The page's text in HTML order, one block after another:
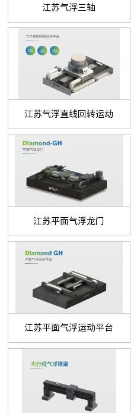
江苏气浮三轴
江苏气浮直线回转运动
江苏平面气浮龙门
江苏平面气浮运动平台